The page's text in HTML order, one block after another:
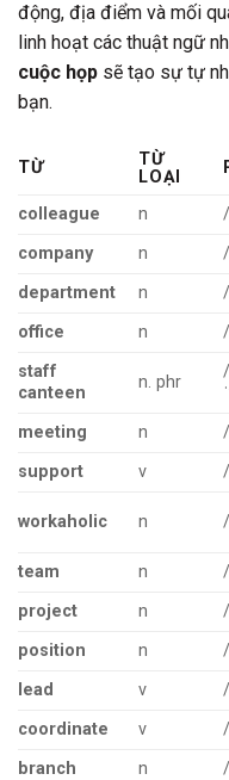
động, địa điểm và mối
linh hoạt các thuật ngữ
cuộc họp sẽ tạo sự tự
bạn.
TỪ
TỪ
LOẠI
colleague n
company
n
department
n
office
n
staff
canteen
n. phr
meeting n
support
v
workaholic n
team
n
project
n
position
n
lead
v
coordinate
v
branch
n